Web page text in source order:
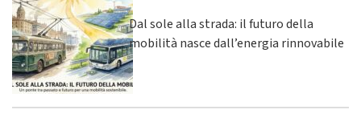
Dal sole alla strada: il futuro della
mobilità nasce dall’energia rinnovabile